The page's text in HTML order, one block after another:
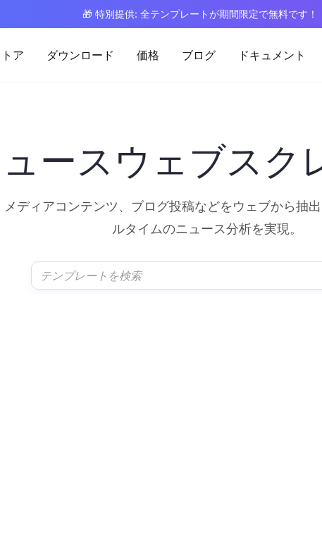
🎁 特別提供: 全テンプレートが期間限定で無料です！
ア ダウンロード 価格 ブログ ドキュメント
ースウェブスク
メディアコンテンツ、ブログ投稿などをウェブから抽
ルタイムのニュース分析を実現。